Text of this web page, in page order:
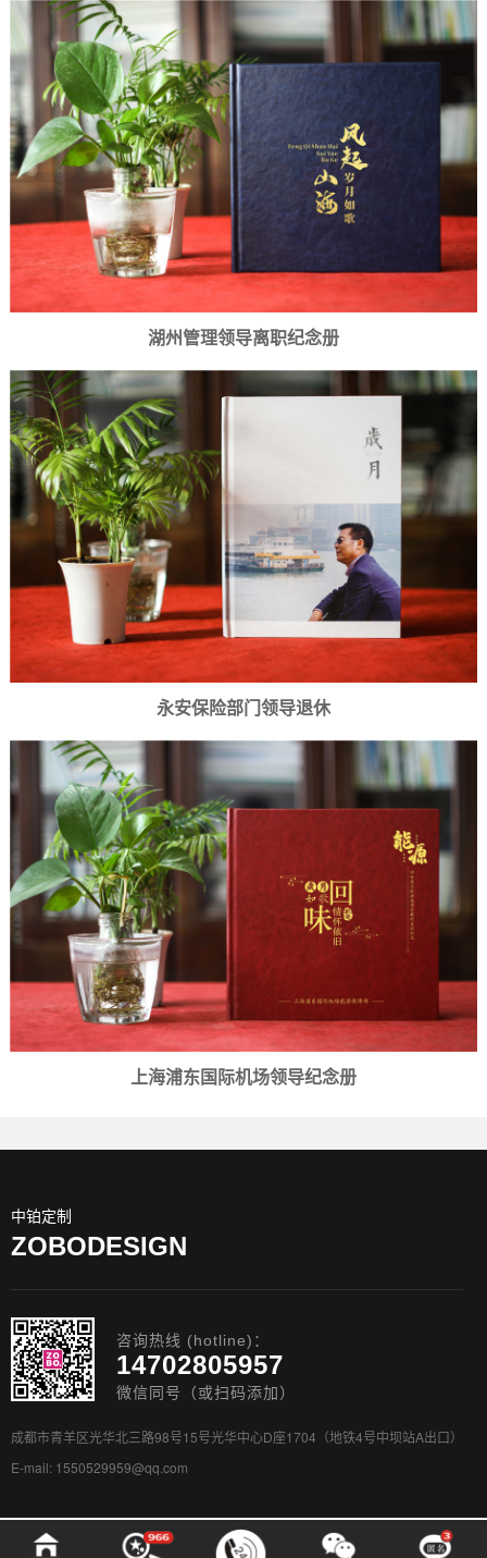
湖州管理领导离职纪念册
永安保险部门领导退休
上海浦东国际机场领导纪念册
中铂定制
ZOBODESIGN
咨询热线 (hotline)：
14702805957
微信同号（或扫码添加）
成都市青羊区光华北三路98号15号光华中心D座1704（地铁4号中坝站A出口）
E-mail: 1550529959@qq.com
Copyright © 2010——2025 中铂定制品牌 版权所有 XML地图